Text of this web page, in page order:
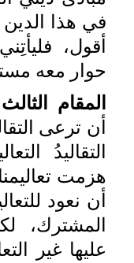
في هذا الدين
أقول،
حوار معه
المقام
أن ترعى
التقاليدُ
هزمت
أن نعود
المشترك،
عليها غير